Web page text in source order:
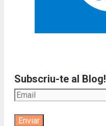
Subscriu-te al Blog!